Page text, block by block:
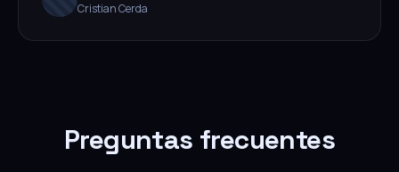
Cristian Cerda
Preguntas frecuentes